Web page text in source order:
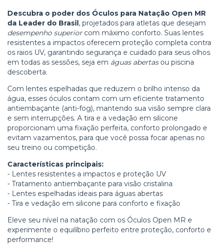
Descubra o poder dos Óculos para Natação Open MR
da Leader do Brasil , projetados para atletas que desejam
desempenho superiorcom máximo conforto. Suas lentes
resistentes a impactos oferecem proteção completa contra
os raios UV, garantindo segurança e cuidado para seus olhos
em todas as sessões, seja em águas abertasou piscina
descoberta.
Com lentes espelhadas que reduzem o brilho intenso da
água, esses óculos contam com um eficiente tratamento
antiembaçante (anti-fog), mantendo sua visão sempre clara
e sem interrupções. A tira e a vedação em silicone
proporcionam uma fixação perfeita, conforto prolongado e
evitam vazamentos, para que você possa focar apenas no
seu treino ou competição.
Características principais:
- Lentes resistentes a impactos e proteção UV
- Tratamento antiembaçante para visão cristalina
- Lentes espelhadas ideais para águas abertas
- Tira e vedação em silicone para conforto e fixação
Eleve seu nível na natação com os Óculos Open MR e
experimente o equilíbrio perfeito entre proteção, conforto e
performance!